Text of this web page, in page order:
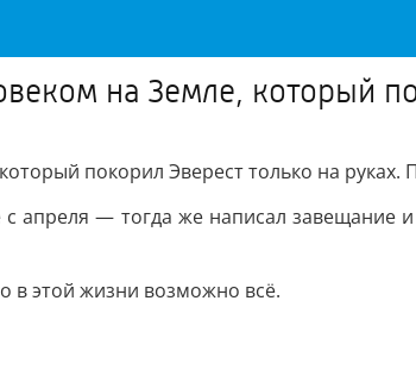
на Земле, который
покорил Эверест только на руках.
апреля — тогда же написал завещание
в этой жизни возможно всё.